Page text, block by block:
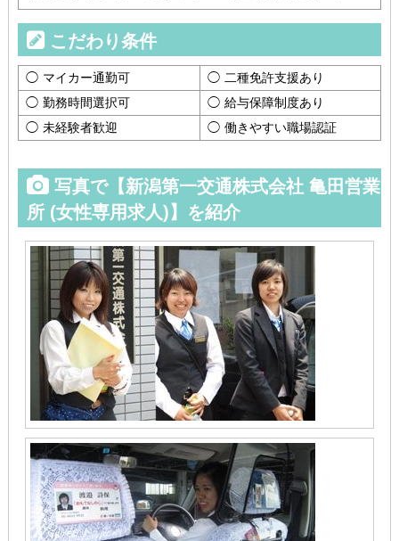
こだわり条件
マイカー通勤可
二種免許支援あり
勤務時間選択可
給与保障制度あり
未経験者歓迎
働きやすい職場認証
写真で【新潟第一交通株式会社 亀田営業
所 (女性専用求人)】を紹介